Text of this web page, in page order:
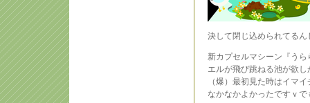
決して閉じ込められてる
新カプセルマシーン『う
エルが飛び跳ねる池が欲
（爆）最初見た時はイマ
なかなかよかったですｖ